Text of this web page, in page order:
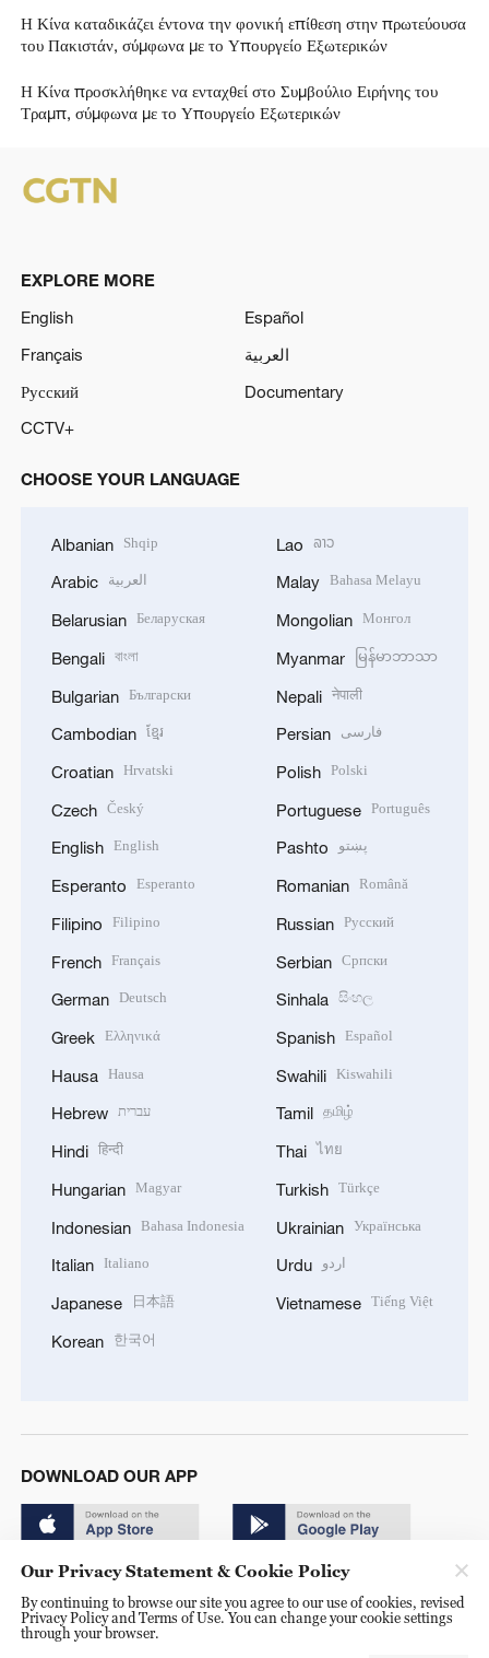
Η Κίνα καταδικάζει έντονα την φονική επίθεση στην πρωτεύουσα
του Πακιστάν, σύμφωνα με το Υπουργείο Εξωτερικών
Η Κίνα προσκλήθηκε να ενταχθεί στο Συμβούλιο Ειρήνης του
Τραμπ, σύμφωνα με το Υπουργείο Εξωτερικών
EXPLORE MORE
English
Español
Français
العربية
Русский
Documentary
CCTV+
CHOOSE YOUR LANGUAGE
Albanian Shqip
Arabic العربية
Belarusian Беларуская
Bengali বাংলা
Bulgarian Български
Cambodian ខ្មែរ
Croatian Hrvatski
Czech Český
English English
Esperanto Esperanto
Filipino Filipino
French Français
German Deutsch
Greek Ελληνικά
Hausa Hausa
Hebrew עברית
Hindi हिन्दी
Hungarian Magyar
Indonesian Bahasa Indonesia
Italian Italiano
Japanese 日本語
Korean 한국어
Lao ລາວ
Malay Bahasa Melayu
Mongolian Монгол
Myanmar မြန်မာဘာသာ
Nepali नेपाली
Persian فارسی
Polish Polski
Portuguese Português
Pashto پښتو
Romanian Română
Russian Русский
Serbian Српски
Sinhala සිංහල
Spanish Español
Swahili Kiswahili
Tamil தமிழ்
Thai ไทย
Turkish Türkçe
Ukrainian Українська
Urdu اردو
Vietnamese Tiếng Việt
DOWNLOAD OUR APP
© China Radio International.CRI. All Rights Reserved. 16A
Our Privacy Statement & Cookie Policy
By continuing to browse our site you agree to our use of cookies, revised
Privacy Policy and Terms of Use. You can change your cookie settings
through your browser.